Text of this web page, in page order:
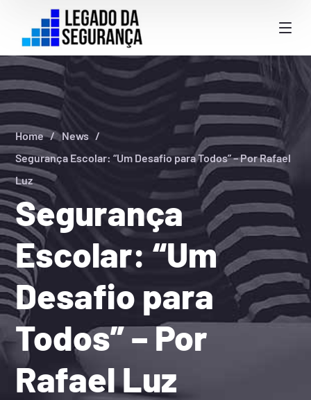
Segurança
Escolar: “Um
Desafio para
Todos” – Por
Rafael Luz
Home
News
Segurança Escolar: “Um Desafio para Todos” – Por Rafael
Luz